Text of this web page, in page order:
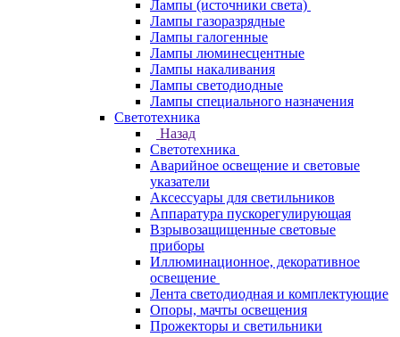
Лампы (источники света)
Лампы газоразрядные
Лампы галогенные
Лампы люминесцентные
Лампы накаливания
Лампы светодиодные
Лампы специального назначения
Светотехника
Назад
Светотехника
Аварийное освещение и световые
указатели
Аксессуары для светильников
Аппаратура пускорегулирующая
Взрывозащищенные световые
приборы
Иллюминационное, декоративное
освещение
Лента светодиодная и комплектующие
Опоры, мачты освещения
Прожекторы и светильники